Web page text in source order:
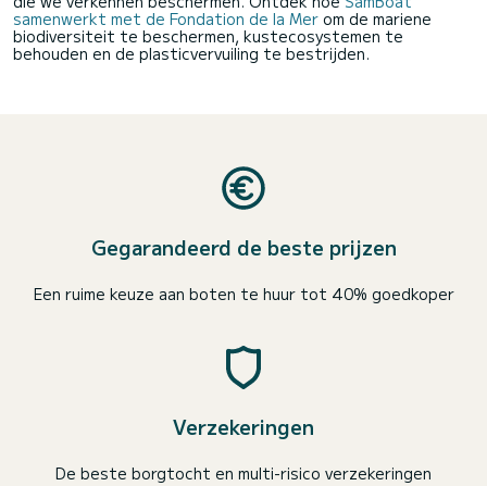
samenwerkt met de Fondation de la Mer om de mariene
biodiversiteit te beschermen, kustecosystemen te
behouden en de plasticvervuiling te bestrijden.
Gegarandeerd de beste prijzen
Een ruime keuze aan boten te huur tot 40% goedkoper
Verzekeringen
De beste borgtocht en multi-risico verzekeringen